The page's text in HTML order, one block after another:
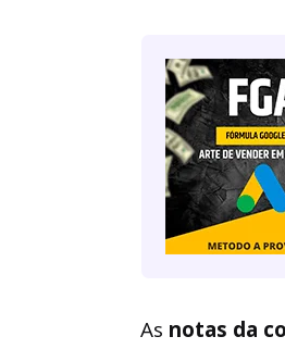
As notas da